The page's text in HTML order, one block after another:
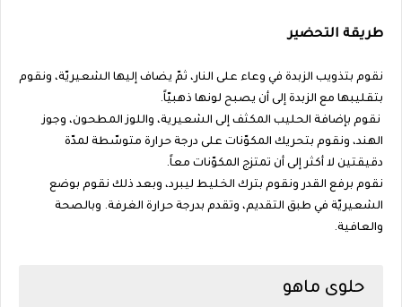
طريقة التحضير
نقوم بتذويب الزبدة في وعاء على النار، ثمّ يضاف إليها الشعيريّة، ونقوم
بتقليبها مع الزبدة إلى أن يصبح لونها ذهبيّاً.
نقوم بإضافة الحليب المكثف إلى الشعيرية، واللوز المطحون، وجوز
الهند، ونقوم بتحريك المكوّنات على درجة حرارة متوسّطة لمدّة
دقيقتين لا أكثر إلى أن تمتزج المكوّنات معاً.
نقوم برفع القدر ونقوم بترك الخليط ليبرد، وبعد ذلك نقوم بوضع
الشعيريّة في طبق التقديم، وتقدم بدرجة حرارة الغرفة. وبالصحة
والعافية.
حلوى ماهو